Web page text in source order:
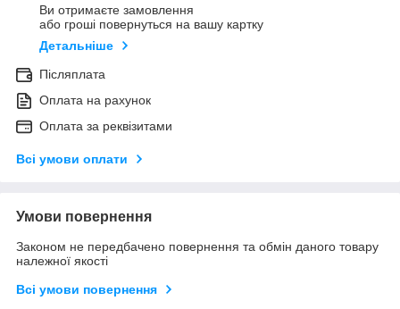
Ви отримаєте замовлення
або гроші повернуться на вашу картку
Детальніше
Післяплата
Оплата на рахунок
Оплата за реквізитами
Всі умови оплати
Умови повернення
Законом не передбачено повернення та обмін даного товару
належної якості
Всі умови повернення